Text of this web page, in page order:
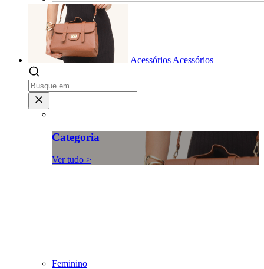
Acessórios Acessórios
Categoria
Ver tudo >
Feminino